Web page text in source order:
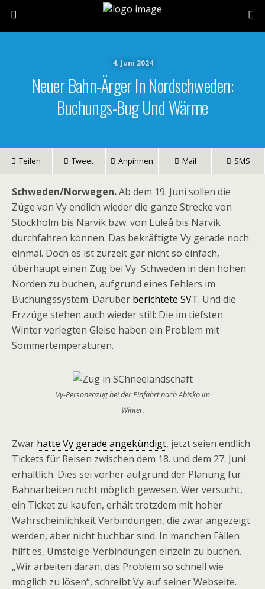
4. Juni 2024
Neuer Bahn-Ärger In Nordschweden:
Buchungs-Bug Und Wärme
Teilen Tweet Anpinnen Mail SMS
Schweden/Norwegen.Ab dem 19. Juni sollen die
Züge von Vy endlich wieder die ganze Strecke von
Stockholm bis Narvik bzw. von Luleå bis Narvik
durchfahren können. Das bekräftigte Vy gerade noch
einmal. Doch es ist zurzeit gar nicht so einfach,
überhaupt einen Zug bei Vy Schweden in den hohen
Norden zu buchen, aufgrund eines Fehlers im
Buchungssystem. Darüber berichtete SVT. Und die
Erzzüge stehen auch wieder still: Die im tiefsten
Winter verlegten Gleise haben ein Problem mit
Sommertemperaturen.
Vy-Personenzug bei der Einfahrt nach Abisko im
Winter.
Zwar hatte Vy gerade angekündigt, jetzt seien endlich
Tickets für Reisen zwischen dem 18. und dem 27. Juni
erhältlich. Dies sei vorher aufgrund der Planung für
Bahnarbeiten nicht möglich gewesen. Wer versucht,
ein Ticket zu kaufen, erhält trotzdem mit hoher
Wahrscheinlichkeit Verbindungen, die zwar angezeigt
werden, aber nicht buchbar sind. In manchen Fällen
hilft es, Umsteige-Verbindungen einzeln zu buchen.
„Wir arbeiten daran, das Problem so schnell wie
möglich zu lösen“, schreibt Vy auf seiner Webseite.